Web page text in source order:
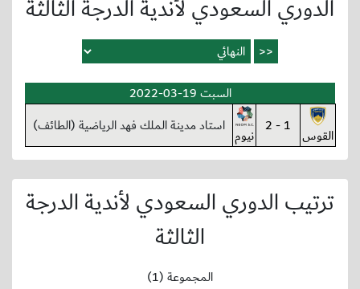
الدوري السعودي لأندية الدرجة الثالثة
السبت 19-03-2022
القوس 1 - 2 نيوم استاد مدينة الملك فهد الرياضية (الطائف)
ترتيب الدوري السعودي لأندية الدرجة
الثالثة
المجموعة (1)